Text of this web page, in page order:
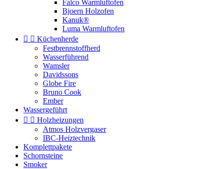
Falco Warmluftofen
Bjoern Holzofen
Kanuk®
Luma Warmluftofen
  Küchenherde
Festbrennstoffherd
Wasserführend
Wamsler
Davidssons
Globe Fire
Bruno Cook
Ember
Wassergeführt
  Holzheizungen
Atmos Holzvergaser
IBC-Heiztechnik
Komplettpakete
Schornsteine
Smoker